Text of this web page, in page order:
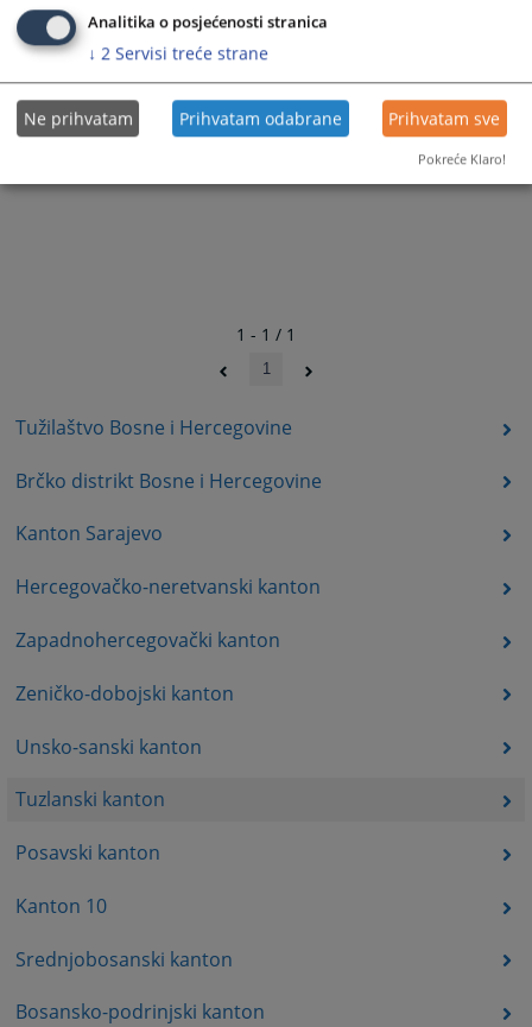
Tužilaštvo Bosne i Hercegovine
Brčko distrikt Bosne i Hercegovine
Kanton Sarajevo
Hercegovačko-neretvanski kanton
Zapadnohercegovački kanton
Zeničko-dobojski kanton
Unsko-sanski kanton
Tuzlanski kanton
Posavski kanton
Kanton 10
Srednjobosanski kanton
Bosansko-podrinjski kanton
1 - 1 / 1
1
Analitika o posjećenosti stranica
↓ 2 Servisi treće strane
Ne prihvatam Prihvatam odabrane Prihvatam sve
Pokreće Klaro!